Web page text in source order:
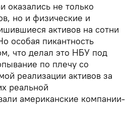
оказались не только
но и физические и
активов на сотни
особая пикантность
что делал это НБУ под
по плечу со
реализации активов за
реальной
американские компании-